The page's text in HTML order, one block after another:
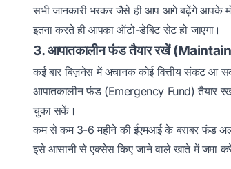
सभी जानकारी भरकर जैसे ही आप आगे बढ़ेंगे आपके
इतना करते ही आपका ऑटो-डेबिट सेट हो जाएगा।
3. आपातकालीन फंड तैयार रखें
कई बार बिज़नेस में अचानक कोई वित्तीय संकट आ
आपातकालीन फंड (Emergency Fund) तैयार
चुका सकें।
कम से कम 3-6 महीने की ईएमआई के बराबर फंड
इसे आसानी से एक्सेस किए जाने वाले खाते में जमा